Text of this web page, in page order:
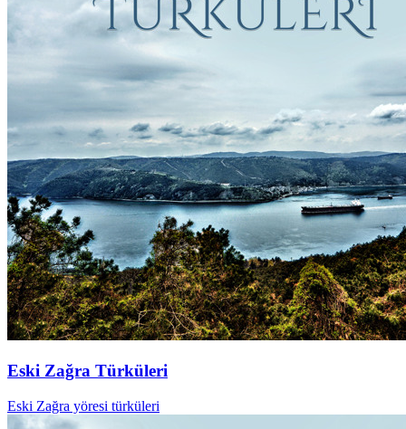
Eski Zağra Türküleri
Eski Zağra yöresi türküleri